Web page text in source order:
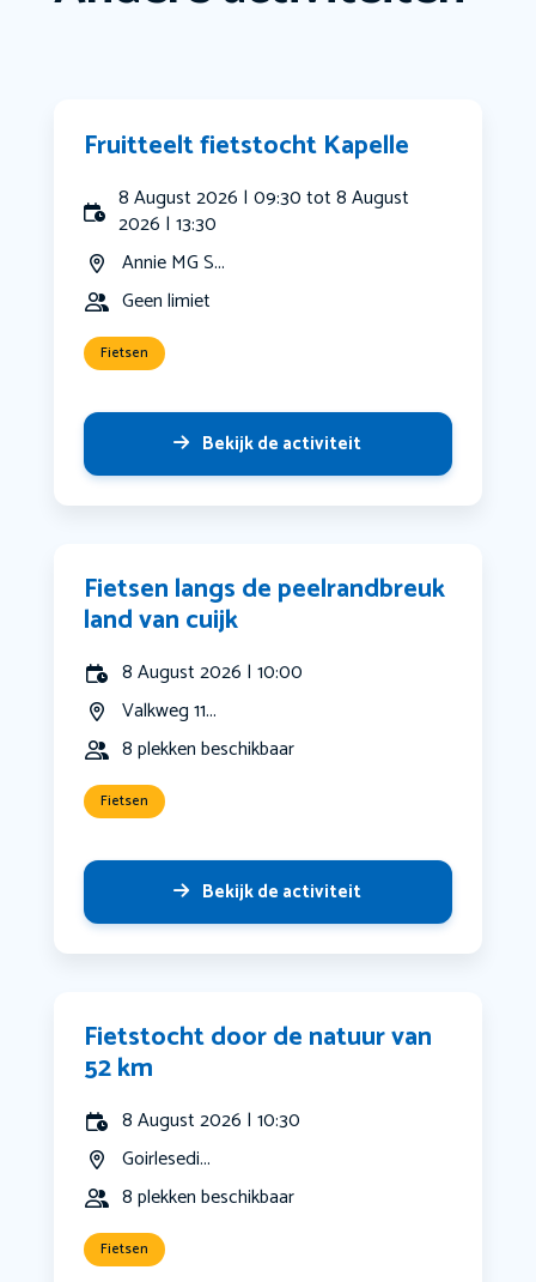
Fruitteelt fietstocht Kapelle
8 August 2026 | 09:30 tot 8 August
2026 | 13:30
Annie MG S...
Geen limiet
Fietsen
Bekijk de activiteit
Fietsen langs de peelrandbreuk
land van cuijk
8 August 2026 | 10:00
Valkweg 11...
8 plekken beschikbaar
Fietsen
Bekijk de activiteit
Fietstocht door de natuur van
52 km
8 August 2026 | 10:30
Goirlesedi...
8 plekken beschikbaar
Fietsen